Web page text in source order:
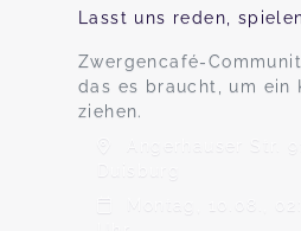
Lasst uns reden,
Zwergencafé-
das es braucht, um ein
ziehen.
Angerhauser Str.
Duisburg
Montag, 10.08.,